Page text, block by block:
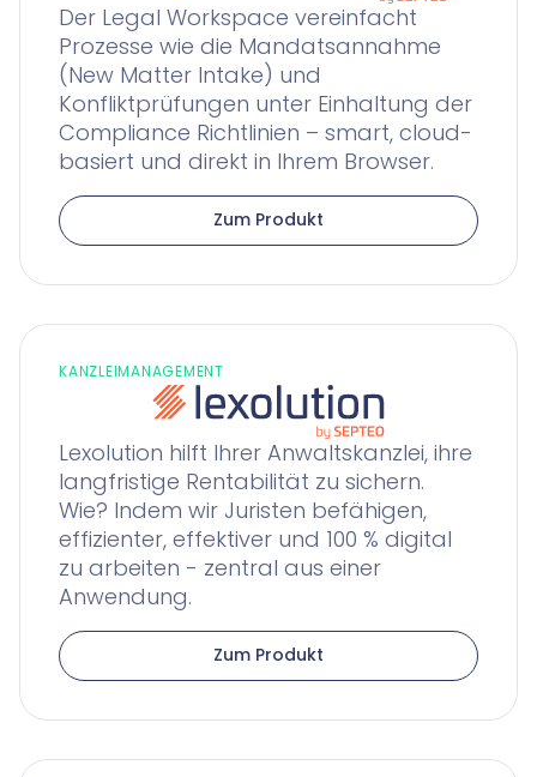
Der Legal Workspace vereinfacht
Prozesse wie die Mandatsannahme
(New Matter Intake) und
Konfliktprüfungen unter Einhaltung der
Compliance Richtlinien – smart, cloud-
basiert und direkt in Ihrem Browser.
Zum Produkt
KANZLEIMANAGEMENT
Lexolution hilft Ihrer Anwaltskanzlei, ihre
langfristige Rentabilität zu sichern.
Wie? Indem wir Juristen befähigen,
effizienter, effektiver und 100 % digital
zu arbeiten - zentral aus einer
Anwendung.
Zum Produkt